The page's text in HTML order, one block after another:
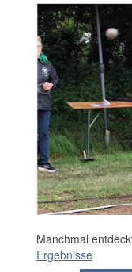
Manchmal
Ergebnisse